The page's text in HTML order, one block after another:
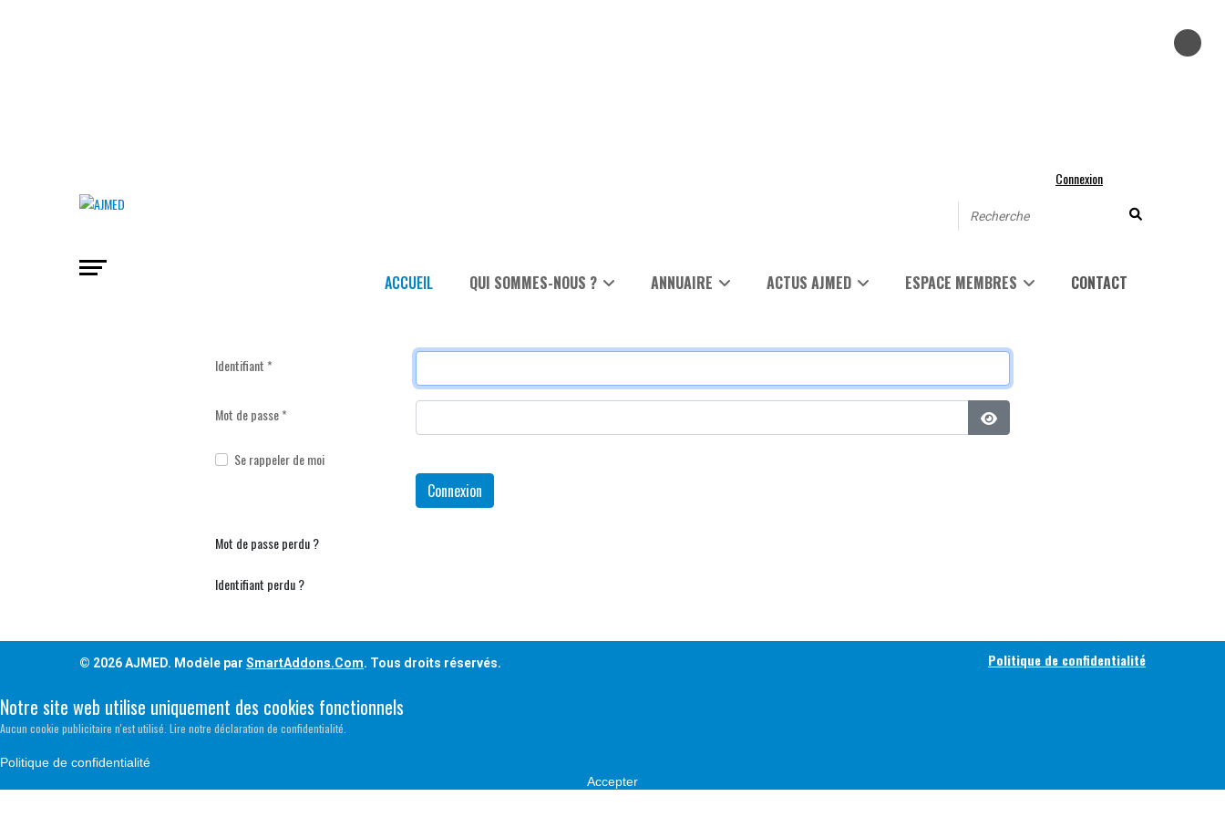
Connexion
ACCUEIL QUI SOMMES-NOUS ? ANNUAIRE ACTUS AJMED ESPACE MEMBRES CONTACT
Identifiant*
Mot de passe*
Afficher le mot de passe
Se rappeler de moi
Connexion
Mot de passe perdu ?
Identifiant perdu ?
© 2026 AJMED. Modèle par SmartAddons.Com. Tous droits réservés. Politique de confidentialité
Notre site web utilise uniquement des cookies fonctionnels
Aucun cookie publicitaire n'est utilisé. Lire notre déclaration de confidentialité.
Politique de confidentialité
Accepter